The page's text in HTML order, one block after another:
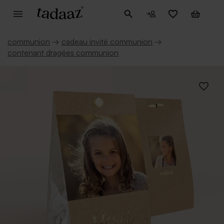
communion → cadeau invité communion →
contenant dragées communion